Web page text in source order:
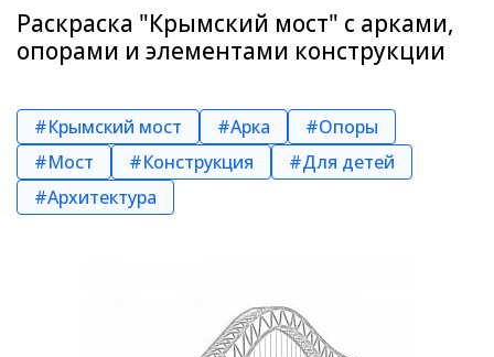
Раскраска "Крымский мост" с арками,
опорами и элементами конструкции
#Крымский мост #Арка
#Опоры
#Мост
#Конструкция
#Для детей
#Архитектура